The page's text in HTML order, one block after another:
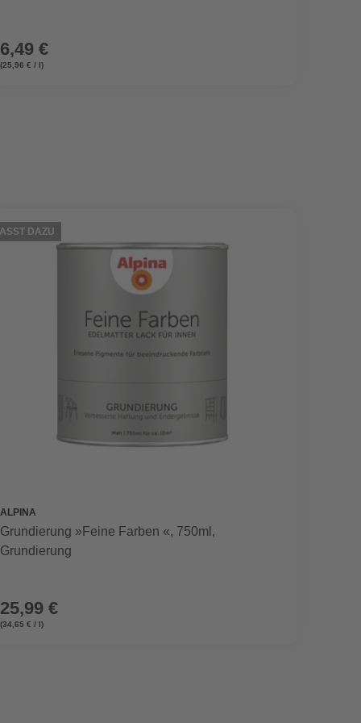
6,49 €
(25,96 € / l)
DAZU
ALPINA
Grundierung »Feine Farben «, 750ml,
Grundierung
25,99 €
(34,65 € / l)